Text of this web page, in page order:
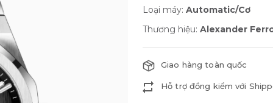
Loại máy: Automatic/Cơ
Thương hiệu: Alexander
Giao hàng toàn quốc
Hỗ trợ đồng kiểm với